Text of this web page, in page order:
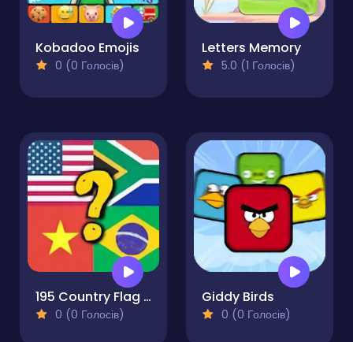
Kobadoo Emojis
0 (0 Голосів)
Letters Memory
5.0 (1 Голосів)
195 Country Flag Quiz
0 (0 Голосів)
Giddy Birds
0 (0 Голосів)